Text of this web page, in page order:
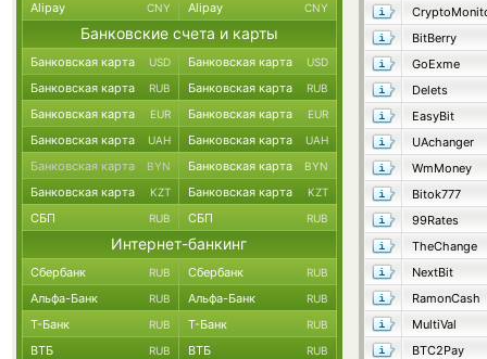
BitBerry
GoExme
Delets
EasyBit
UAchanger
WmMoney
Bitok777
99Rates
TheChange
NextBit
RamonCash
MultiVal
BTC2Pay
Alipay CNY Alipay CNY
Банковские счета и карты
Банковская карта USD Банковская карта USD
Банковская карта RUB Банковская карта RUB
Банковская карта EUR Банковская карта EUR
Банковская карта UAH Банковская карта UAH
Банковская карта BYN Банковская карта BYN
Банковская карта KZT Банковская карта KZT
СБП RUB СБП RUB
Интернет-банкинг
Сбербанк RUB Сбербанк RUB
Альфа-Банк RUB Альфа-Банк RUB
Т-Банк RUB Т-Банк RUB
ВТБ RUB ВТБ RUB